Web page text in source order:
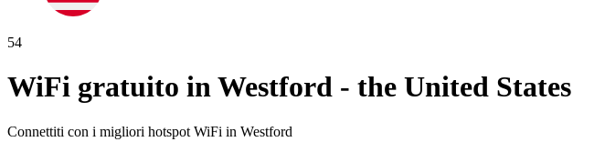
54
WiFi gratuito inWestford - the United States
Connettiti con i migliori hotspot WiFi in Westford